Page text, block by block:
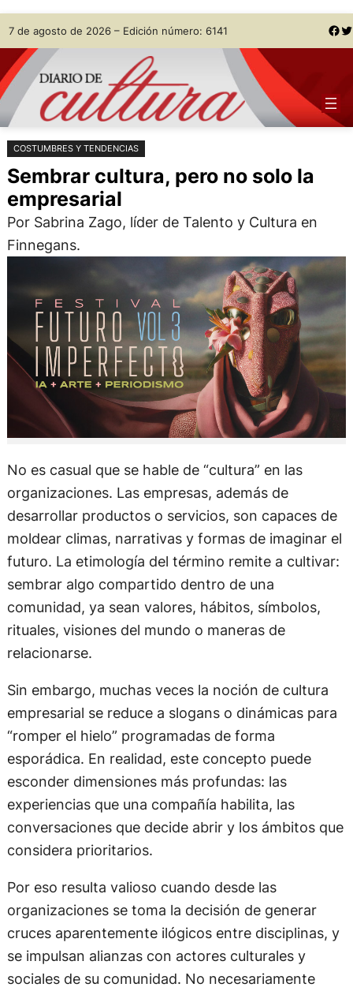
Saltar
al
contenido
Skip
to
content
7 de agosto de 2026 – Edición número: 6141 Facebook Twitter
COSTUMBRES Y TENDENCIAS
Sembrar cultura, pero no solo la
empresarial
Por Sabrina Zago, líder de Talento y Cultura en
Finnegans.
No es casual que se hable de “cultura” en las
organizaciones. Las empresas, además de
desarrollar productos o servicios, son capaces de
moldear climas, narrativas y formas de imaginar el
futuro. La etimología del término remite a cultivar:
sembrar algo compartido dentro de una
comunidad, ya sean valores, hábitos, símbolos,
rituales, visiones del mundo o maneras de
relacionarse.
Sin embargo, muchas veces la noción de cultura
empresarial se reduce a slogans o dinámicas para
“romper el hielo” programadas de forma
esporádica. En realidad, este concepto puede
esconder dimensiones más profundas: las
experiencias que una compañía habilita, las
conversaciones que decide abrir y los ámbitos que
considera prioritarios.
Por eso resulta valioso cuando desde las
organizaciones se toma la decisión de generar
cruces aparentemente ilógicos entre disciplinas, y
se impulsan alianzas con actores culturales y
sociales de su comunidad. No necesariamente